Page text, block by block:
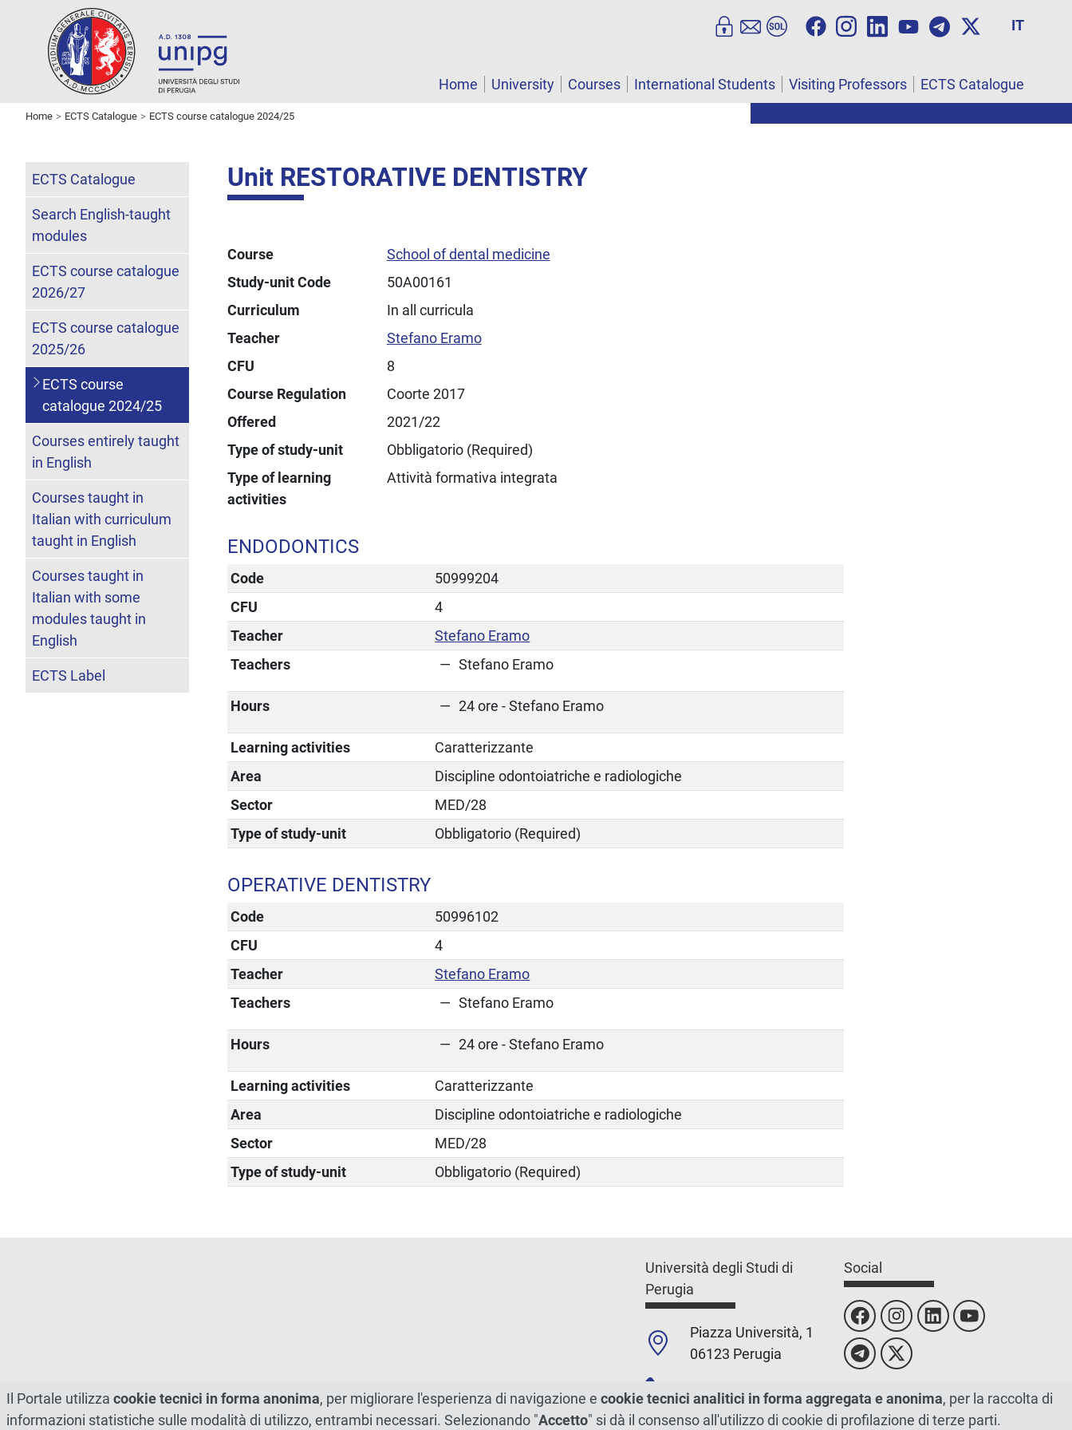
IT
Home University Courses International Students Visiting Professors ECTS Catalogue
Home ECTS Catalogue ECTS course catalogue 2024/25
Unit RESTORATIVE DENTISTRY
Course
School of dental medicine
Study-unit Code
50A00161
Curriculum
In all curricula
Teacher
Stefano Eramo
CFU
8
Course Regulation
Coorte 2017
Offered
2021/22
Type of study-unit
Obbligatorio (Required)
Type of learning
activities
Attività formativa integrata
ENDODONTICS
Code
50999204
CFU
4
Teacher
Stefano Eramo
Teachers
Stefano Eramo
Hours 24 ore - Stefano Eramo
Learning activities
Caratterizzante
Area
Discipline odontoiatriche e radiologiche
Sector
MED/28
Type of study-unit
Obbligatorio (Required)
OPERATIVE DENTISTRY
Code
50996102
CFU
4
Teacher
Stefano Eramo
Teachers
Stefano Eramo
Hours 24 ore - Stefano Eramo
Learning activities
Caratterizzante
Area
Discipline odontoiatriche e radiologiche
Sector
MED/28
Type of study-unit
Obbligatorio (Required)
ECTS Catalogue
Search English-taught
modules
ECTS course catalogue
2026/27
ECTS course catalogue
2025/26
ECTS course
catalogue 2024/25
Courses entirely taught
in English
Courses taught in
Italian with curriculum
taught in English
Courses taught in
Italian with some
modules taught in
English
ECTS Label
Università degli Studi di
Perugia
Piazza Università, 1
06123 Perugia
+39 0755851
C.F./P.Iva 00448820548
Social
Il Portale utilizza cookie tecnici in forma anonima, per migliorare l'esperienza di navigazione e cookie tecnici analitici in forma aggregata e anonima, per la raccolta di
informazioni statistiche sulle modalità di utilizzo, entrambi necessari. Selezionando "Accetto" si dà il consenso all'utilizzo di cookie di profilazione di terze parti.